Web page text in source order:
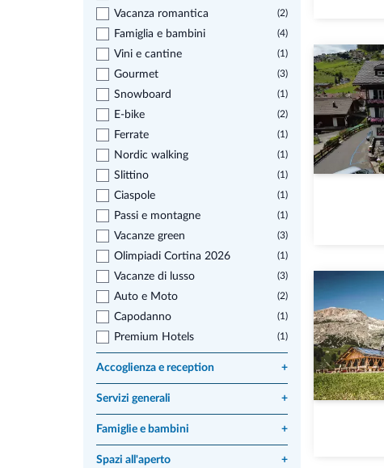
Vacanza romantica (2)
Famiglia e bambini (4)
Vini e cantine (1)
Gourmet (3)
Snowboard (1)
E-bike (2)
Ferrate (1)
Nordic walking (1)
Slittino (1)
Ciaspole (1)
Passi e montagne (1)
Vacanze green (3)
Olimpiadi Cortina 2026 (1)
Vacanze di lusso (3)
Auto e Moto (2)
Capodanno (1)
Premium Hotels (1)
Accoglienza e reception +
Servizi generali +
Famiglie e bambini +
Spazi all'aperto +